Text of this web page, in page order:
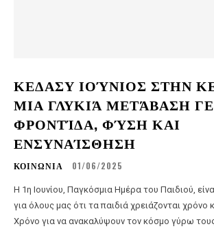
ΚΕΔΑΣΥ ΙΟΎΝΙΟΣ ΣΤΗΝ
ΜΙΑ ΓΛΥΚΙΆ ΜΕΤΆΒΑΣΗ
ΦΡΟΝΤΊΔΑ, ΦΎΣΗ ΚΑΙ
ΕΝΣΥΝΑΊΣΘΗΣΗ
ΚΟΙΝΩΝΙΑ 01/06/2025
Η 1η Ιουνίου, Παγκόσμια Ημέρα του Παιδιού,
για όλους μας ότι τα παιδιά χρειάζονται χρόνο
Χρόνο για να ανακαλύψουν τον κόσμο γύρω